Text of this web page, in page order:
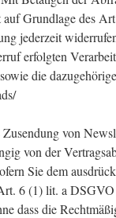
Grundlage des
jederzeit
erfolgten
die
von
von der
Sie dem
6 (1) lit. a
dass die